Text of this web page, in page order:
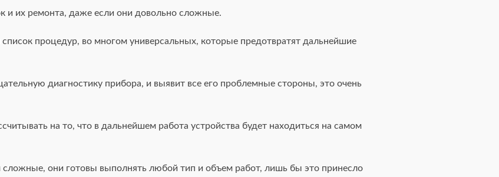
и их ремонта, даже если они довольно сложные.
процедур, во многом универсальных, которые предотвратят дальнейшие
диагностику прибора, и выявит все его проблемные стороны, это очень
на то, что в дальнейшем работа устройства будет находиться на самом
они готовы выполнять любой тип и объем работ, лишь бы это принесло